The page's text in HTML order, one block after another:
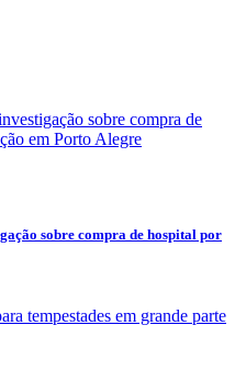
sobre compra de hospital por